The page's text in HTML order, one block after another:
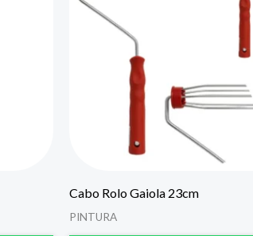
Cabo Rolo Gaiola 23cm
PINTURA